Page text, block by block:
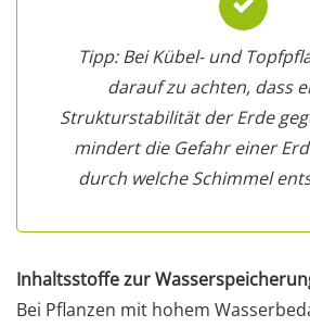
Tipp: Bei Kübel- und
darauf zu achten, dass
Strukturstabilität der Erde
mindert die Gefahr einer
durch welche Schimmel
Inhaltsstoffe zur
Bei Pflanzen mit hohem